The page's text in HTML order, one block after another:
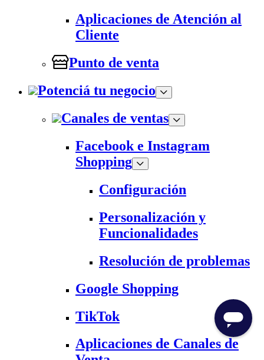
Aplicaciones de Atención al
Cliente
Punto de venta
Potenciá tu negocio
Canales de ventas
Facebook e Instagram
Shopping
Configuración
Personalización y
Funcionalidades
Resolución de problemas
Google Shopping
TikTok
Aplicaciones de Canales de